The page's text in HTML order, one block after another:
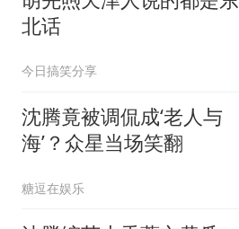
北话
今日搞笑分享
沈腾竟被调侃成‘老人与
海’？众星当场笑翻
糖逗在娱乐